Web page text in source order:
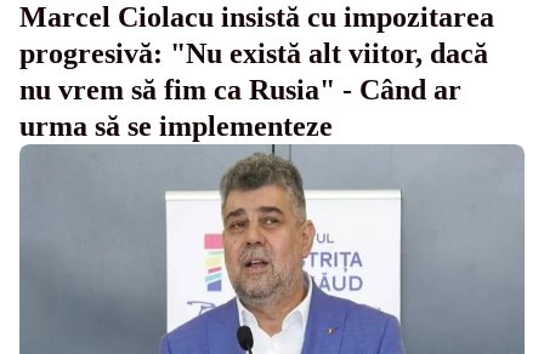
Marcel Ciolacu insistă cu impozitarea
progresivă: "Nu există alt viitor, dacă
nu vrem să fim ca Rusia" - Când ar
urma să se implementeze